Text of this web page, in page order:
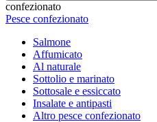
confezionato
Pesce confezionato
Salmone
Affumicato
Al naturale
Sottolio e marinato
Sottosale e essiccato
Insalate e antipasti
Altro pesce confezionato